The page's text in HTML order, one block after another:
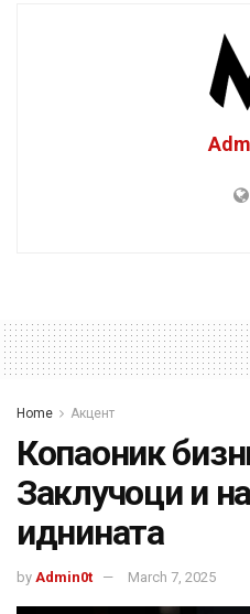
Home Акцент
Копаоник
Заклучоци и
иднината
by Admin0t March 7, 2025